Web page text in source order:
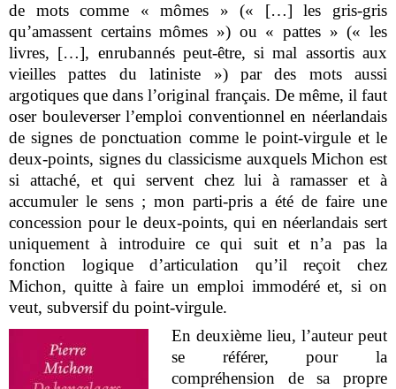
de mots comme « mômes » (« […] les gris-gris
qu’amassent certains mômes ») ou « pattes » (« les
livres, […], enrubannés peut-être, si mal assortis aux
vieilles pattes du latiniste ») par des mots aussi
argotiques que dans l’original français. De même, il faut
oser bouleverser l’emploi conventionnel en néerlandais
de signes de ponctuation comme le point-virgule et le
deux-points, signes du classicisme auxquels Michon est
si attaché, et qui servent chez lui à ramasser et à
accumuler le sens ; mon parti-pris a été de faire une
concession pour le deux-points, qui en néerlandais sert
uniquement à introduire ce qui suit et n’a pas la
fonction logique d’articulation qu’il reçoit chez
Michon, quitte à faire un emploi immodéré et, si on
veut, subversif du point-virgule.
En deuxième lieu, l’auteur peut
se référer, pour la
compréhension de sa propre